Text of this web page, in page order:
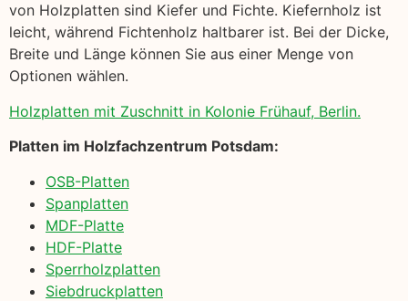
von Holzplatten sind Kiefer und Fichte. Kiefernholz ist
leicht, während Fichtenholz haltbarer ist. Bei der Dicke,
Breite und Länge können Sie aus einer Menge von
Optionen wählen.
Holzplatten mit Zuschnitt in Kolonie Frühauf, Berlin.
Platten im Holzfachzentrum Potsdam:
OSB-Platten
Spanplatten
MDF-Platte
HDF-Platte
Sperrholzplatten
Siebdruckplatten